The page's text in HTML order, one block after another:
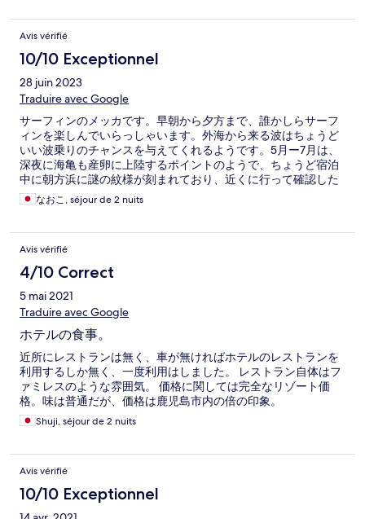
Avis vérifié
10/10 Exceptionnel
28 juin 2023
Traduire avec Google
サーフィンのメッカです。早朝から夕方まで、誰かしらサーフ
ィンを楽しんでいらっしゃいます。外海から来る波はちょうど
いい波乗りのチャンスを与えてくれるようです。5月ー7月は、
深夜に海亀も産卵に上陸するポイントのようで、ちょうど宿泊
中に朝方浜に謎の紋様が刻まれており、近くに行って確認した
ところ、一匹の海亀が上陸した地点から直線で亀のヒレを前後
ろに動かした模様が描かれ、産卵箇所らしき場所に大きな穴が
に戻ろうと、穴の周りを進んで、上陸場所から大きく半円を描
いて海に戻って行った後が残っていました。そんな神秘な海岸
の目の前に立つホテルです。夜、雲がなければ、本当の満天の
星も堪能できます。素晴らしいロケーションでした。レストラ
ンのお食事も、地元、鹿児島特産の食材を美味しくいただけま
すし、普段では体験できないことが体験できる貴重なホテルだ
と思います。
なおこ, séjour de 2 nuits
Avis vérifié
4/10 Correct
5 mai 2021
Traduire avec Google
ホテルの食事。
近所にレストランは無く、車が無ければホテルのレストランを
利用するしか無く、一度利用はしました。 レストラン自体はフ
ァミレスのような雰囲気。 価格に関しては完全なリゾート価
格。味は普通だが、価格は鹿児島市内の倍の印象。
Shuji, séjour de 2 nuits
Avis vérifié
10/10 Exceptionnel